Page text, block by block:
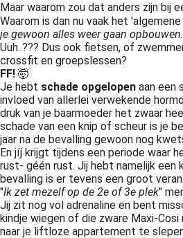
Maar waarom zou dat anders zijn bij
Waarom is dan nu vaak het 'algemene
je gewoon alles weer gaan
Uuh..??? Dus ook fietsen, of
crossfit en groepslessen?
FF! 🤯
Je hebt schade opgelopen aan een
invloed van allerlei verwekende
druk van je baarmoeder het zwaar
schade van een knip of scheur is je
jaar na de bevalling gewoon nog
En jíj́ krijgt tijdens een periode waar
rust- géén rust. Jij hebt namelijk een
bevalling is er tevens een groot
"Ik zet mezelf op de 2e of 3e plek"
Jij zit nog vol adrenaline en bent
kindje wiegen of die zware Maxi-
naar je liftloze appartement te